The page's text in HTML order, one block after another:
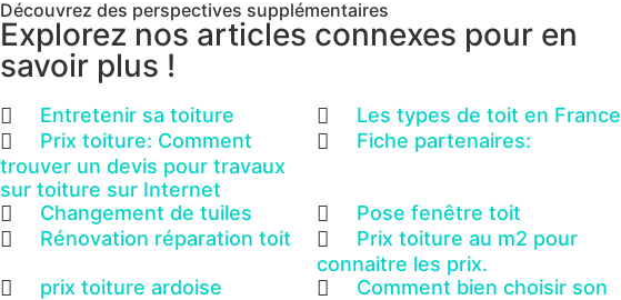
Découvrez des perspectives supplémentaires
Explorez nos articles connexes pour en
savoir plus !
Entretenir sa toiture
Les types de toit en France
Prix toiture: Comment
trouver un devis pour travaux
sur toiture sur Internet
Fiche partenaires:
Changement de tuiles
Pose fenêtre toit
Rénovation réparation toit
Prix toiture au m2 pour
connaitre les prix.
prix toiture ardoise
Comment bien choisir son